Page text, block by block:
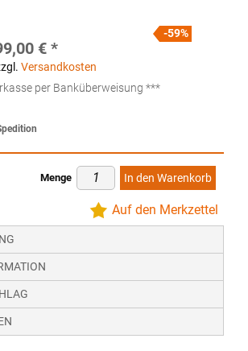
€
59%
Versandkosten
per Banküberweisung ***
Menge In den Warenkorb
Auf den Merkzettel